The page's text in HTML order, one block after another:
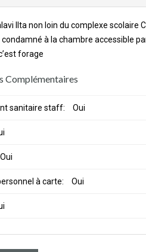
IIta non loin du complexe
à la chambre accessible
forage
Complémentaires
sanitaire staff: Oui
Oui
à carte: Oui